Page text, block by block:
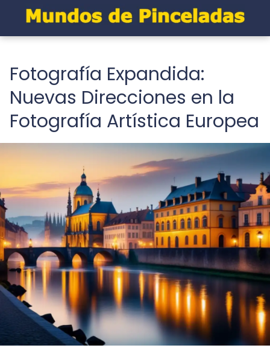
Fotografía Expandida:
Nuevas Direcciones en la
Fotografía Artística Europea